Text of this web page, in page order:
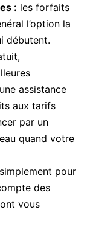
: les forfaits
l’option la
débutent.
assistance
aux tarifs
par un
quand votre
pour
des
vous